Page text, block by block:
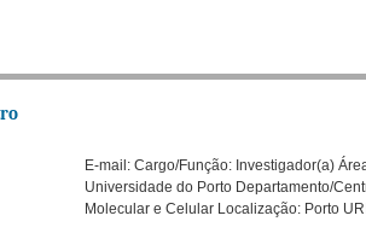
E-mail: Cargo/Função: Investigador(a)
Universidade do Porto Departamento/
Molecular e Celular Localização: Porto